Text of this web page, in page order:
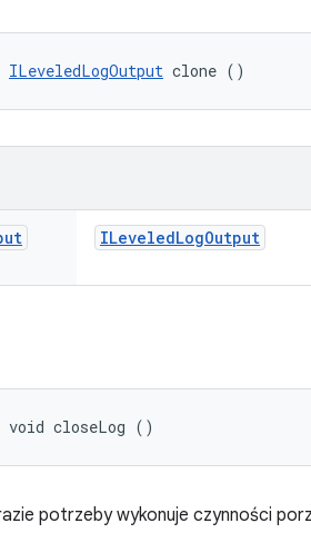
ILeveledLogOutput clone ()
ILeveledLogOutput
closeLog ()
potrzeby wykonuje czynności